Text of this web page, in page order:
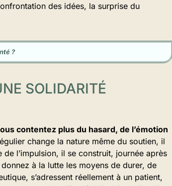
des idées, la surprise du
?
SOLIDARITÉ
contentez plus du hasard, de l’émotion
change la nature même du soutien, il
l’impulsion, il se construit, journée après
à la lutte les moyens de durer, de
s’adressent réellement à un patient,